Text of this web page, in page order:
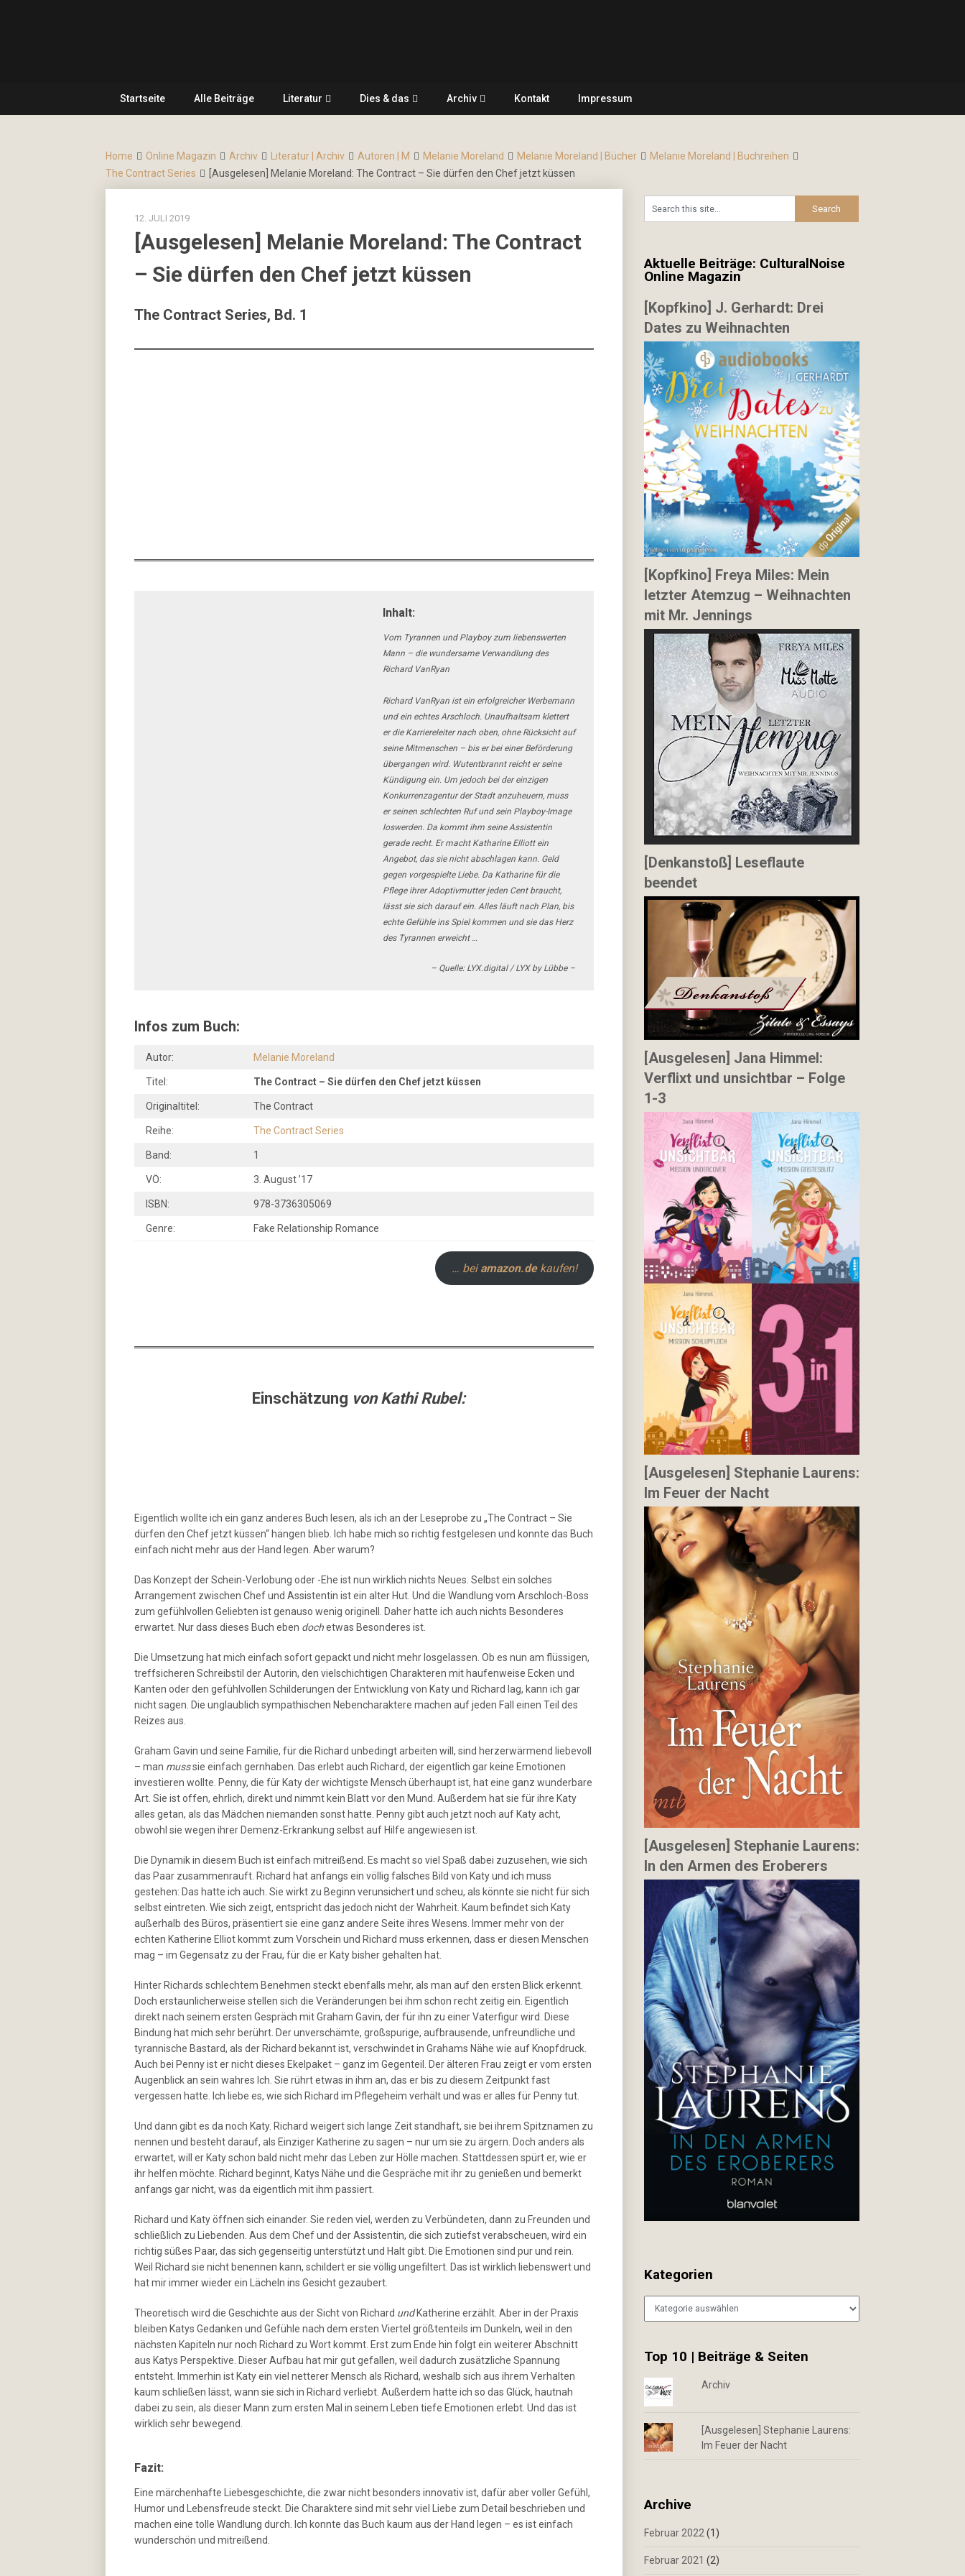
Magazin
Startseite
Alle Beiträge Literatur Dies & das Archiv Kontakt Impressum
Home Online Magazin Archiv Literatur | Archiv Autoren | M Melanie Moreland Melanie Moreland | Bücher
Melanie Moreland | Buchreihen
The Contract Series
[Ausgelesen] Melanie Moreland: The Contract – Sie dürfen den Chef jetzt küssen
12. JULI 2019
[Ausgelesen] Melanie Moreland: The Contract
– Sie dürfen den Chef jetzt küssen
The Contract Series, Bd. 1
Inhalt:
Vom Tyrannen und Playboy zum liebenswerten
Mann – die wundersame Verwandlung des
Richard VanRyan
Richard VanRyan ist ein erfolgreicher Werbemann
und ein echtes Arschloch. Unaufhaltsam klettert
er die Karriereleiter nach oben, ohne Rücksicht auf
seine Mitmenschen – bis er bei einer Beförderung
übergangen wird. Wutentbrannt reicht er seine
Kündigung ein. Um jedoch bei der einzigen
Konkurrenzagentur der Stadt anzuheuern, muss
er seinen schlechten Ruf und sein Playboy-Image
loswerden. Da kommt ihm seine Assistentin
gerade recht. Er macht Katharine Elliott ein
Angebot, das sie nicht abschlagen kann. Geld
gegen vorgespielte Liebe. Da Katharine für die
Pflege ihrer Adoptivmutter jeden Cent braucht,
lässt sie sich darauf ein. Alles läuft nach Plan, bis
echte Gefühle ins Spiel kommen und sie das Herz
des Tyrannen erweicht …
– Quelle: LYX.digital / LYX by Lübbe –
Infos zum Buch:
Autor: Melanie Moreland
Titel: The Contract – Sie dürfen den Chef jetzt küssen
Originaltitel: The Contract
Reihe: The Contract Series
Band: 1
VÖ: 3. August ’17
ISBN: 978-3736305069
Genre: Fake Relationship Romance
… beiamazon.dekaufen!
Einschätzung von Kathi Rubel:
Eigentlich wollte ich ein ganz anderes Buch lesen, als ich an der Leseprobe zu „The Contract – Sie
dürfen den Chef jetzt küssen“ hängen blieb. Ich habe mich so richtig festgelesen und konnte das Buch
einfach nicht mehr aus der Hand legen. Aber warum?
Das Konzept der Schein-Verlobung oder -Ehe ist nun wirklich nichts Neues. Selbst ein solches
Arrangement zwischen Chef und Assistentin ist ein alter Hut. Und die Wandlung vom Arschloch-Boss
zum gefühlvollen Geliebten ist genauso wenig originell. Daher hatte ich auch nichts Besonderes
erwartet. Nur dass dieses Buch eben dochetwas Besonderes ist.
Die Umsetzung hat mich einfach sofort gepackt und nicht mehr losgelassen. Ob es nun am flüssigen,
treffsicheren Schreibstil der Autorin, den vielschichtigen Charakteren mit haufenweise Ecken und
Kanten oder den gefühlvollen Schilderungen der Entwicklung von Katy und Richard lag, kann ich gar
nicht sagen. Die unglaublich sympathischen Nebencharaktere machen auf jeden Fall einen Teil des
Reizes aus.
Graham Gavin und seine Familie, für die Richard unbedingt arbeiten will, sind herzerwärmend liebevoll
– man musssie einfach gernhaben. Das erlebt auch Richard, der eigentlich gar keine Emotionen
investieren wollte. Penny, die für Katy der wichtigste Mensch überhaupt ist, hat eine ganz wunderbare
Art. Sie ist offen, ehrlich, direkt und nimmt kein Blatt vor den Mund. Außerdem hat sie für ihre Katy
alles getan, als das Mädchen niemanden sonst hatte. Penny gibt auch jetzt noch auf Katy acht,
obwohl sie wegen ihrer Demenz-Erkrankung selbst auf Hilfe angewiesen ist.
Die Dynamik in diesem Buch ist einfach mitreißend. Es macht so viel Spaß dabei zuzusehen, wie sich
das Paar zusammenrauft. Richard hat anfangs ein völlig falsches Bild von Katy und ich muss
gestehen: Das hatte ich auch. Sie wirkt zu Beginn verunsichert und scheu, als könnte sie nicht für sich
selbst eintreten. Wie sich zeigt, entspricht das jedoch nicht der Wahrheit. Kaum befindet sich Katy
außerhalb des Büros, präsentiert sie eine ganz andere Seite ihres Wesens. Immer mehr von der
echten Katherine Elliot kommt zum Vorschein und Richard muss erkennen, dass er diesen Menschen
mag – im Gegensatz zu der Frau, für die er Katy bisher gehalten hat.
Hinter Richards schlechtem Benehmen steckt ebenfalls mehr, als man auf den ersten Blick erkennt.
Doch erstaunlicherweise stellen sich die Veränderungen bei ihm schon recht zeitig ein. Eigentlich
direkt nach seinem ersten Gespräch mit Graham Gavin, der für ihn zu einer Vaterfigur wird. Diese
Bindung hat mich sehr berührt. Der unverschämte, großspurige, aufbrausende, unfreundliche und
tyrannische Bastard, als der Richard bekannt ist, verschwindet in Grahams Nähe wie auf Knopfdruck.
Auch bei Penny ist er nicht dieses Ekelpaket – ganz im Gegenteil. Der älteren Frau zeigt er vom ersten
Augenblick an sein wahres Ich. Sie rührt etwas in ihm an, das er bis zu diesem Zeitpunkt fast
vergessen hatte. Ich liebe es, wie sich Richard im Pflegeheim verhält und was er alles für Penny tut.
Und dann gibt es da noch Katy. Richard weigert sich lange Zeit standhaft, sie bei ihrem Spitznamen zu
nennen und besteht darauf, als Einziger Katherine zu sagen – nur um sie zu ärgern. Doch anders als
erwartet, will er Katy schon bald nicht mehr das Leben zur Hölle machen. Stattdessen spürt er, wie er
ihr helfen möchte. Richard beginnt, Katys Nähe und die Gespräche mit ihr zu genießen und bemerkt
anfangs gar nicht, was da eigentlich mit ihm passiert.
Richard und Katy öffnen sich einander. Sie reden viel, werden zu Verbündeten, dann zu Freunden und
schließlich zu Liebenden. Aus dem Chef und der Assistentin, die sich zutiefst verabscheuen, wird ein
richtig süßes Paar, das sich gegenseitig unterstützt und Halt gibt. Die Emotionen sind pur und rein.
Weil Richard sie nicht benennen kann, schildert er sie völlig ungefiltert. Das ist wirklich liebenswert und
hat mir immer wieder ein Lächeln ins Gesicht gezaubert.
Theoretisch wird die Geschichte aus der Sicht von Richard undKatherine erzählt. Aber in der Praxis
bleiben Katys Gedanken und Gefühle nach dem ersten Viertel größtenteils im Dunkeln, weil in den
nächsten Kapiteln nur noch Richard zu Wort kommt. Erst zum Ende hin folgt ein weiterer Abschnitt
aus Katys Perspektive. Dieser Aufbau hat mir gut gefallen, weil dadurch zusätzliche Spannung
entsteht. Immerhin ist Katy ein viel netterer Mensch als Richard, weshalb sich aus ihrem Verhalten
kaum schließen lässt, wann sie sich in Richard verliebt. Außerdem hatte ich so das Glück, hautnah
dabei zu sein, als dieser Mann zum ersten Mal in seinem Leben tiefe Emotionen erlebt. Und das ist
wirklich sehr bewegend.
Fazit:
Eine märchenhafte Liebesgeschichte, die zwar nicht besonders innovativ ist, dafür aber voller Gefühl,
Humor und Lebensfreude steckt. Die Charaktere sind mit sehr viel Liebe zum Detail beschrieben und
machen eine tolle Wandlung durch. Ich konnte das Buch kaum aus der Hand legen – es ist einfach
wunderschön und mitreißend.
Aktuelle Beiträge: CulturalNoise
Online Magazin
[Kopfkino] J. Gerhardt: Drei
Dates zu Weihnachten
[Kopfkino] Freya Miles: Mein
letzter Atemzug – Weihnachten
mit Mr. Jennings
[Denkanstoß] Leseflaute
beendet
[Ausgelesen] Jana Himmel:
Verflixt und unsichtbar – Folge
1-3
[Ausgelesen] Stephanie Laurens:
Im Feuer der Nacht
[Ausgelesen] Stephanie Laurens:
In den Armen des Eroberers
Kategorien
Top 10 | Beiträge & Seiten
Archiv
[Ausgelesen] Stephanie Laurens:
Im Feuer der Nacht
Archive
Februar 2022 (1)
Februar 2021 (2)